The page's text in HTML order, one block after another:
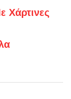
Χάρτινες